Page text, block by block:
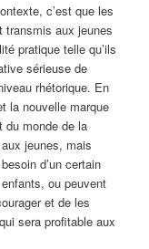
c’est que les
transmis aux jeunes
pratique telle qu’ils
sérieuse de
rhétorique. En
la nouvelle marque
du monde de la
jeunes, mais
d’un certain
ou peuvent
et de les
sera profitable aux